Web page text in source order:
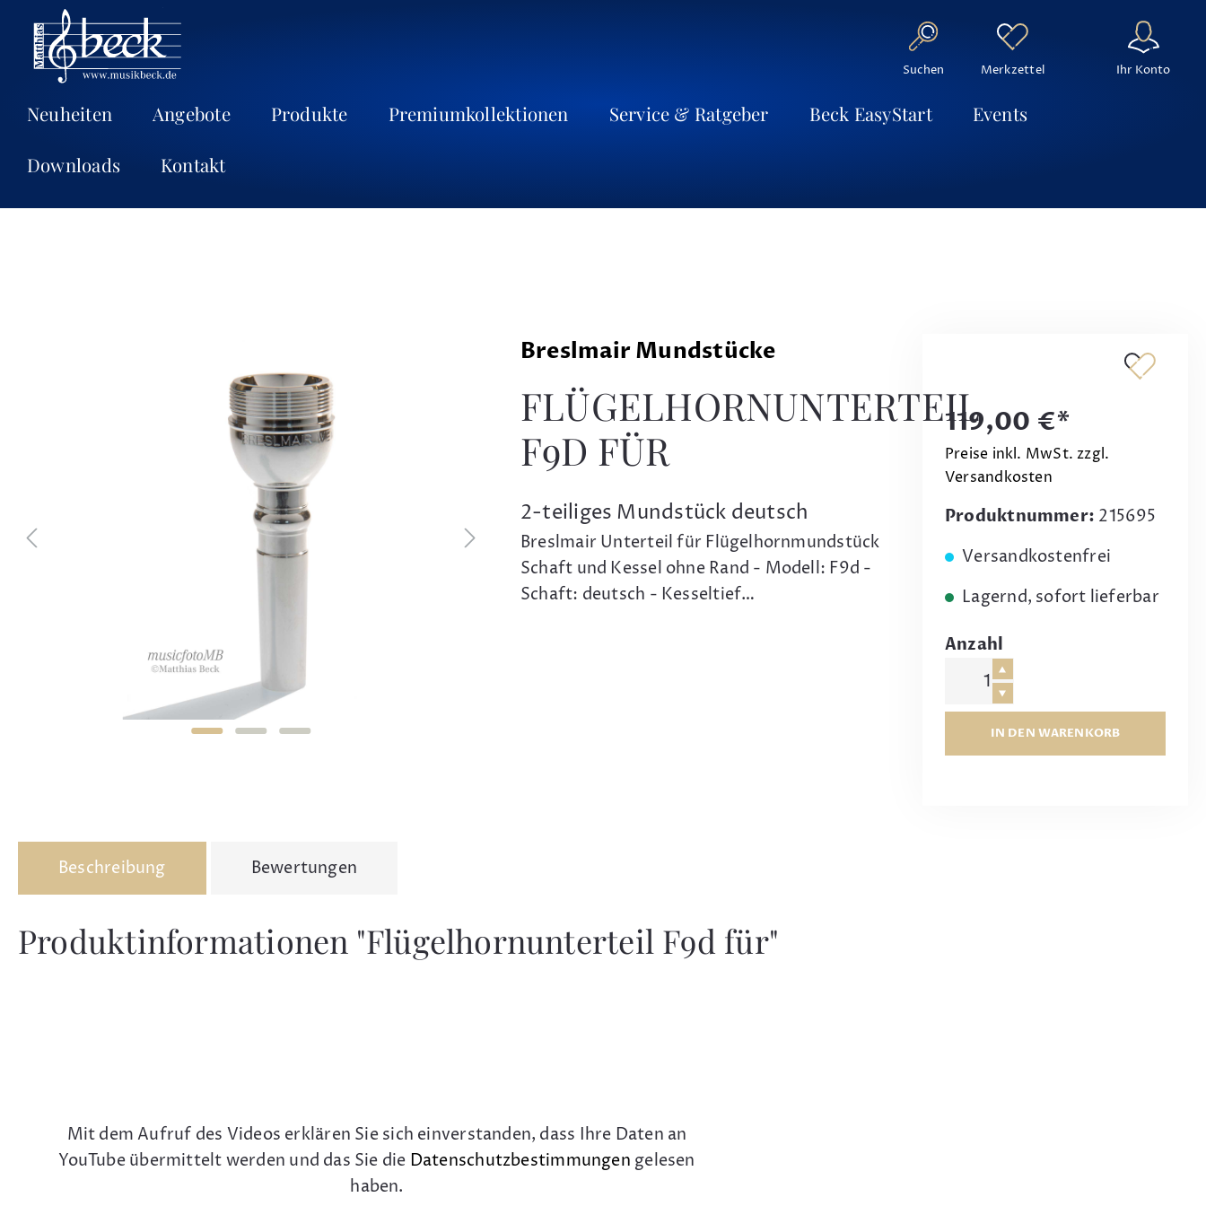
Neuheiten Angebote Produkte Premiumkollektionen Service & Ratgeber Beck EasyStart Events
Downloads Kontakt
Suchen Merkzettel Ihr Konto
Breslmair Mundstücke
FLÜGELHORNUNTERTEIL
F9D FÜR
2-teiliges Mundstück deutsch
Breslmair Unterteil für Flügelhornmundstück
Schaft und Kessel ohne Rand - Modell: F9d -
Schaft: deutsch - Kesseltief…
119,00 €*
Preise inkl. MwSt. zzgl.
Versandkosten
Produktnummer: 215695
Versandkostenfrei
Lagernd, sofort lieferbar
Anzahl
IN DEN WARENKORB
Beschreibung Bewertungen
Produktinformationen "Flügelhornunterteil F9d für"
Mit dem Aufruf des Videos erklären Sie sich einverstanden, dass Ihre Daten an
YouTube übermittelt werden und das Sie die Datenschutzbestimmungen gelesen
haben.